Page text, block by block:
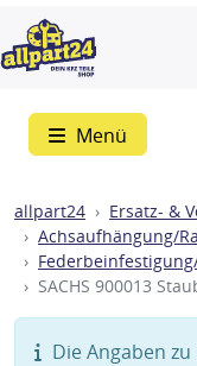
Menü
allpart24
Ersatz- &
Achsaufhängung/
SACHS 900013
Die Angaben